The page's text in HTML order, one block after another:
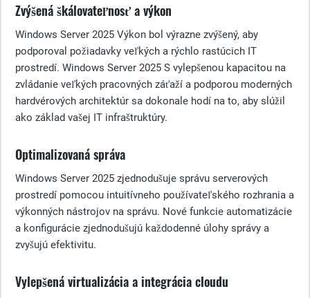
Zvýšená škálovateľnosť a výkon
Windows Server 2025 Výkon bol výrazne zvýšený, aby
podporoval požiadavky veľkých a rýchlo rastúcich IT
prostredí. Windows Server 2025 S vylepšenou kapacitou na
zvládanie veľkých pracovných záťaží a podporou moderných
hardvérových architektúr sa dokonale hodí na to, aby slúžil
ako základ vašej IT infraštruktúry.
Optimalizovaná správa
Windows Server 2025 zjednodušuje správu serverových
prostredí pomocou intuitívneho používateľského rozhrania a
výkonných nástrojov na správu. Nové funkcie automatizácie
a konfigurácie zjednodušujú každodenné úlohy správy a
zvyšujú efektivitu.
Vylepšená virtualizácia a integrácia cloudu